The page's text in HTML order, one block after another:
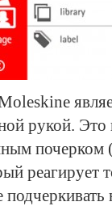
рукой. Это
почерком
реагирует